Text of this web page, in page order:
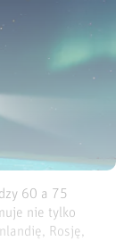
60 a 75
nie tylko
Rosję,